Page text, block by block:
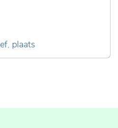
, plaats